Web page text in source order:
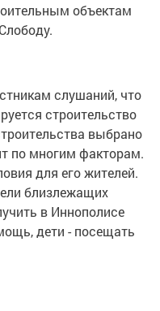
объектам
слушаний, что
строительство
выбрано
по многим факторам.
для его жителей.
близлежащих
в Иннополисе
дети - посещать